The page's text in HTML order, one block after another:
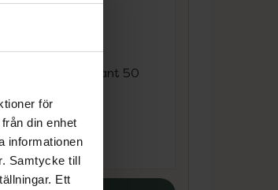
för
din enhet
informationen
Samtycke till
Ett
av 5 i omdöme
Anti-trace
on antiperspirant 50
Pris online
115 kr